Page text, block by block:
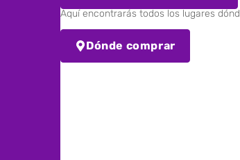
Aquí encontrarás todos los lugares
Dónde comprar